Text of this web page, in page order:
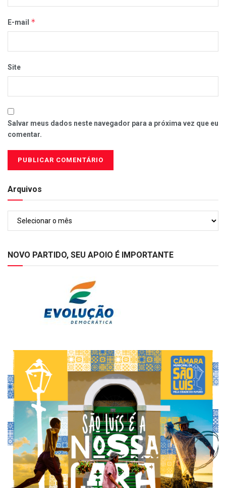
E-mail *
Site
Salvar meus dados neste navegador para a próxima vez que eu
comentar.
Arquivos
NOVO PARTIDO, SEU APOIO É IMPORTANTE